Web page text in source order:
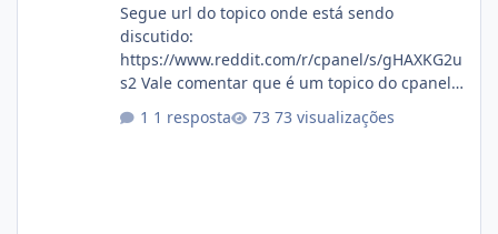
Segue url do topico onde está sendo
discutido:
https://www.reddit.com/r/cpanel/s/gHAXKG2u
s2 Vale comentar que é um topico do cpanel...
Não sei como ta a pegada no da.
1 resposta 73 visualizações